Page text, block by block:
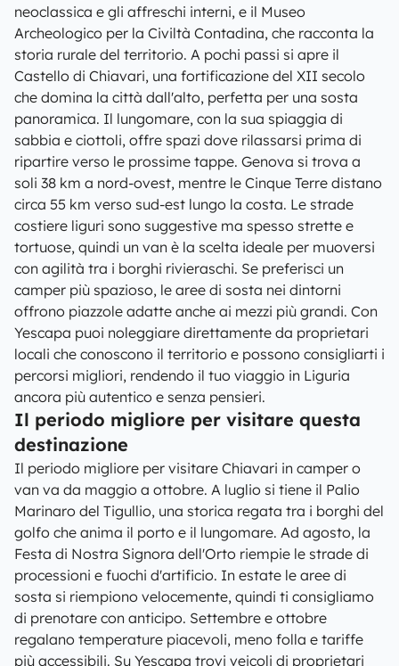
neoclassica e gli affreschi interni, e il Museo
Archeologico per la Civiltà Contadina, che racconta la
storia rurale del territorio. A pochi passi si apre il
Castello di Chiavari, una fortificazione del XII secolo
che domina la città dall'alto, perfetta per una sosta
panoramica. Il lungomare, con la sua spiaggia di
sabbia e ciottoli, offre spazi dove rilassarsi prima di
ripartire verso le prossime tappe. Genova si trova a
soli 38 km a nord-ovest, mentre le Cinque Terre distano
circa 55 km verso sud-est lungo la costa. Le strade
costiere liguri sono suggestive ma spesso strette e
tortuose, quindi un van è la scelta ideale per muoversi
con agilità tra i borghi rivieraschi. Se preferisci un
camper più spazioso, le aree di sosta nei dintorni
offrono piazzole adatte anche ai mezzi più grandi. Con
Yescapa puoi noleggiare direttamente da proprietari
locali che conoscono il territorio e possono consigliarti i
percorsi migliori, rendendo il tuo viaggio in Liguria
ancora più autentico e senza pensieri.
Il periodo migliore per visitare questa
destinazione
Il periodo migliore per visitare Chiavari in camper o
van va da maggio a ottobre. A luglio si tiene il Palio
Marinaro del Tigullio, una storica regata tra i borghi del
golfo che anima il porto e il lungomare. Ad agosto, la
Festa di Nostra Signora dell'Orto riempie le strade di
processioni e fuochi d'artificio. In estate le aree di
sosta si riempiono velocemente, quindi ti consigliamo
di prenotare con anticipo. Settembre e ottobre
regalano temperature piacevoli, meno folla e tariffe
più accessibili. Su Yescapa trovi veicoli di proprietari